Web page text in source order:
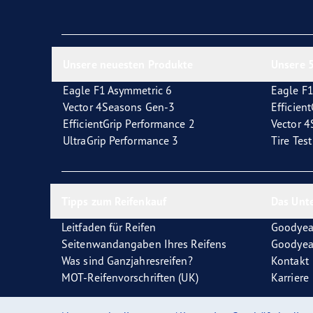
Eagle F1 Asymmetric 6
Vector 4Seasons Gen-3
EfficientGrip Performance 2
UltraGrip Performance 3
Eagle
Vector
Tire
Leitfaden für Reifen
Seitenwandangaben Ihres Reifens
Was sind Ganzjahresreifen?
MOT-Reifenvorschriften (UK)
Kontakt
Karriere